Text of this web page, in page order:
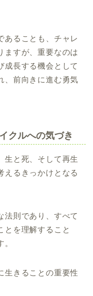
あることも、チャレ
ますが、重要なのは
成長する機会として
、前向きに進む勇気
クルへの気づき
生と死、そして再生
えるきっかけとなる
法則であり、すべて
とを理解すること
生きることの重要性